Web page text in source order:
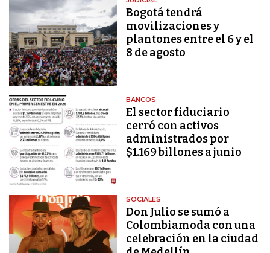
Bogotá tendrá
movilizaciones y
plantones entre el 6 y el
8 de agosto
BANCOS
El sector fiduciario
cerró con activos
administrados por
$1.169 billones a junio
SOCIALES
Don Julio se sumó a
Colombiamoda con una
celebración en la ciudad